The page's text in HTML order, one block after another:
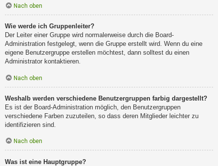
Nach oben
Wie werde ich Gruppenleiter?
Der Leiter einer Gruppe wird normalerweise durch die Board-
Administration festgelegt, wenn die Gruppe erstellt wird. Wenn du eine
eigene Benutzergruppe erstellen möchtest, dann solltest du einen
Administrator kontaktieren.
Nach oben
Weshalb werden verschiedene Benutzergruppen farbig dargestellt?
Es ist der Board-Administration möglich, den Benutzergruppen
verschiedene Farben zuzuteilen, so dass deren Mitglieder leichter zu
identifizieren sind.
Nach oben
Was ist eine Hauptgruppe?